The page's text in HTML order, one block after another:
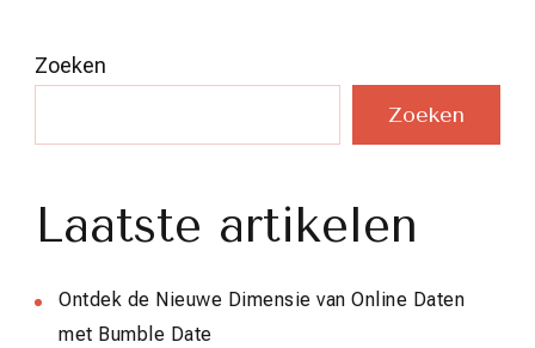
Zoeken
Zoeken
Laatste artikelen
Ontdek de Nieuwe Dimensie van Online Daten
met Bumble Date